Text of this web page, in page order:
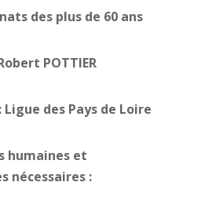
des plus de 60 ans
POTTIER
Ligue des Pays de Loire
humaines et
nécessaires :